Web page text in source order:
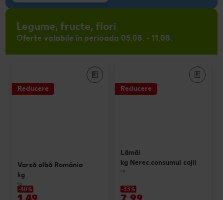
Legume, fructe, flori
Oferte valabile în perioada 05.08. - 11.08.
Reducere
Varză albă România
kg
kg
-40%
Reducere
Lămâi
kg Nerec.consumul cojii
kg
-33%